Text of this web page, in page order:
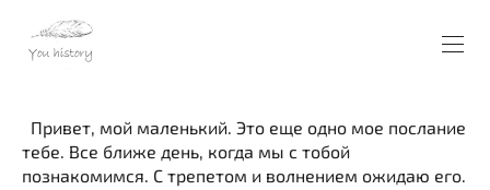
Привет, мой маленький. Это еще одно мое послание
тебе. Все ближе день, когда мы с тобой
познакомимся. С трепетом и волнением ожидаю его.